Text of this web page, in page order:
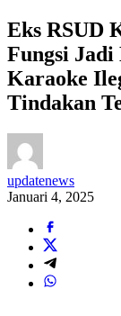
Eks RSUD
Fungsi Jadi
Karaoke
Tindakan
updatenews
Januari 4, 2025